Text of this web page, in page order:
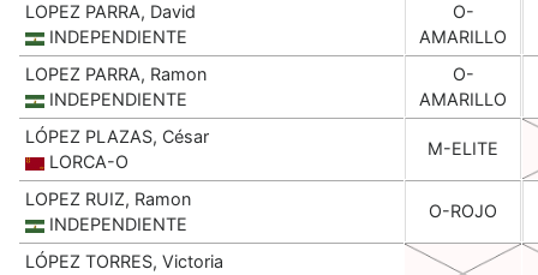
LOPEZ PARRA, David
INDEPENDIENTE
O-
AMARILLO
LOPEZ PARRA, Ramon
INDEPENDIENTE
O-
AMARILLO
LÓPEZ PLAZAS, César
LORCA-O
M-ELITE
LOPEZ RUIZ, Ramon
INDEPENDIENTE
O-ROJO
LÓPEZ TORRES, Victoria